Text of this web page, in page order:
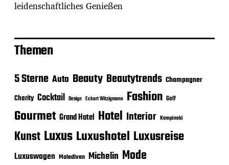
leidenschaftliches Genießen
Themen
5 Sterne Auto Beauty Beautytrends Champagner
Charity Cocktail Design Eckart Witzigmann Fashion Golf
Gourmet Grand Hotel Hotel Interior Kempinski
Kunst Luxus Luxushotel Luxusreise
Luxuswagen Malediven Michelin Mode